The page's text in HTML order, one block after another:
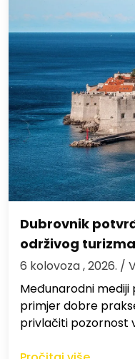
Dubrovnik
održivog turizma
6 kolovoza , 2026. /
Međunarodni
primjer dobre
privlačiti pozornost